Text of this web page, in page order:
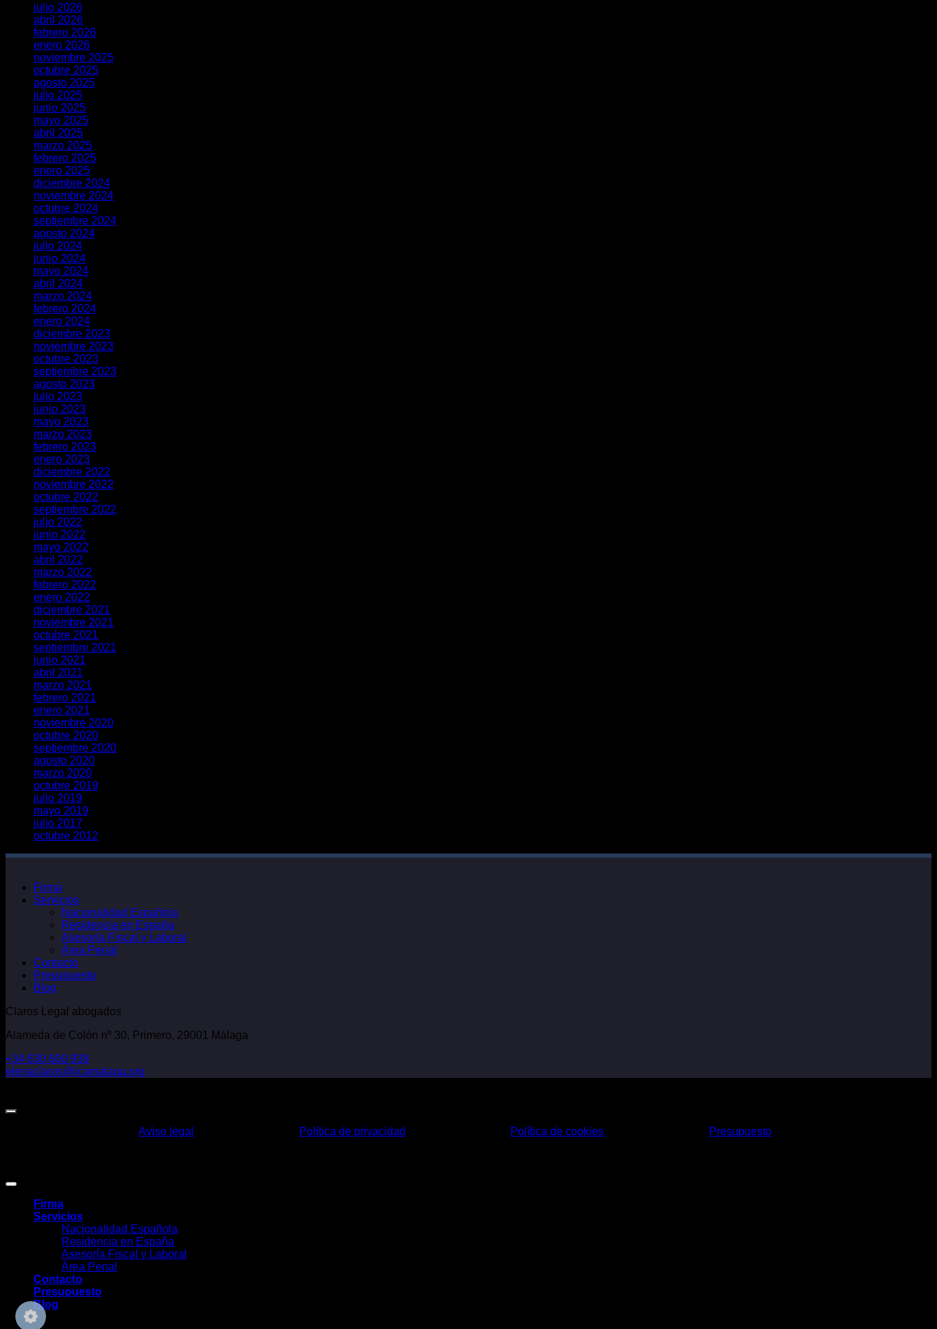
julio 2026
abril 2026
febrero 2026
enero 2026
noviembre 2025
octubre 2025
agosto 2025
julio 2025
junio 2025
mayo 2025
abril 2025
marzo 2025
febrero 2025
enero 2025
diciembre 2024
noviembre 2024
octubre 2024
septiembre 2024
agosto 2024
julio 2024
junio 2024
mayo 2024
abril 2024
marzo 2024
febrero 2024
enero 2024
diciembre 2023
noviembre 2023
octubre 2023
septiembre 2023
agosto 2023
julio 2023
junio 2023
mayo 2023
marzo 2023
febrero 2023
enero 2023
diciembre 2022
noviembre 2022
octubre 2022
septiembre 2022
julio 2022
junio 2022
mayo 2022
abril 2022
marzo 2022
febrero 2022
enero 2022
diciembre 2021
noviembre 2021
octubre 2021
septiembre 2021
junio 2021
abril 2021
marzo 2021
febrero 2021
enero 2021
noviembre 2020
octubre 2020
septiembre 2020
agosto 2020
marzo 2020
octubre 2019
julio 2019
mayo 2019
julio 2017
octubre 2012
Firma
Servicios
Nacionalidad Española
Residencia en España
Asesoría Fiscal y Laboral
Área Penal
Contacto
Presupuesto
Blog
Claros Legal abogados
Alameda de Colón nº 30, Primero, 29001 Málaga
+34 630 600 938
elenaclaros@icamalaga.org
Aviso legal Política de privacidad Política de cookies Presupuesto
Firma
Servicios
Nacionalidad Española
Residencia en España
Asesoría Fiscal y Laboral
Área Penal
Contacto
Presupuesto
Blog